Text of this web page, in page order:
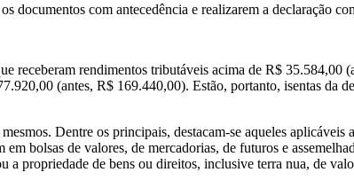
documentos com antecedência e realizarem a declaração
receberam rendimentos tributáveis acima de R$
(antes, R$ 169.440,00). Estão, portanto, isentas da
Dentre os principais, destacam-se aqueles
bolsas de valores, de mercadorias, de futuros e
a propriedade de bens ou direitos, inclusive terra nua, de